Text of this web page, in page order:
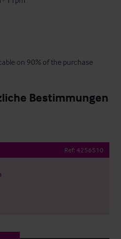
on 90% of the purchase
Bestimmungen
Ref: 4256510